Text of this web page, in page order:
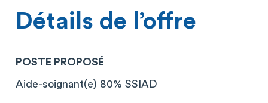
Détails de l’offre
POSTE PROPOSÉ
Aide-soignant(e) 80% SSIAD